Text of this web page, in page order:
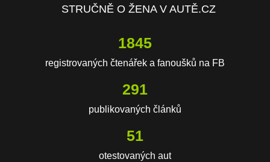
STRUČNĚ O ŽENA V AUTĚ.CZ
2691
registrovaných čtenářek a fanoušků na FB
424
publikovaných článků
74
otestovaných aut